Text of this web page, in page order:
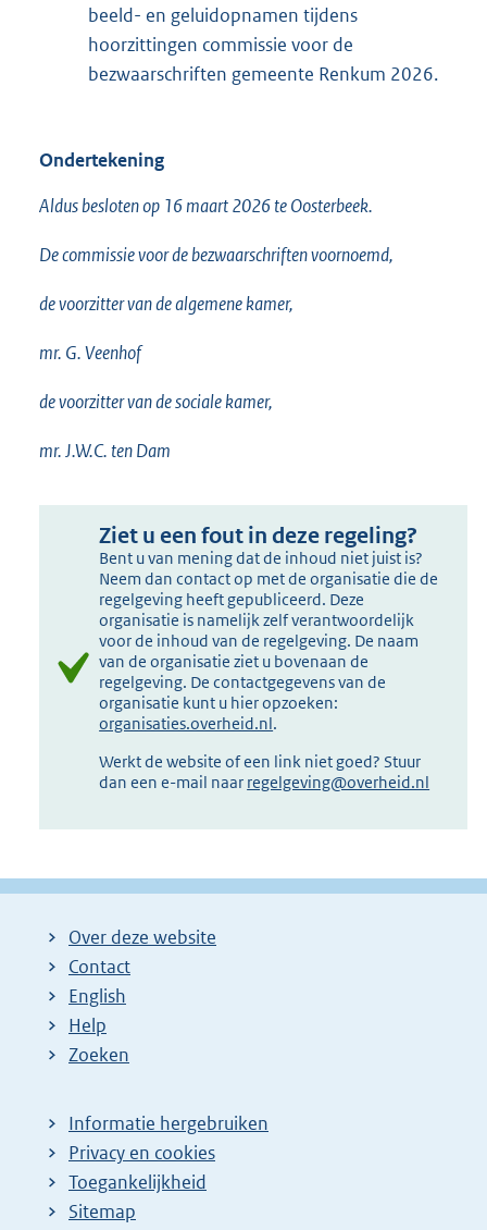
beeld- en geluidopnamen tijdens
hoorzittingen commissie voor de
bezwaarschriften gemeente Renkum 2026.
Ondertekening
Aldus besloten op 16 maart 2026 te Oosterbeek.
De commissie voor de bezwaarschriften voornoemd,
de voorzitter van de algemene kamer,
mr. G. Veenhof
de voorzitter van de sociale kamer,
mr. J.W.C. ten Dam
Ziet u een fout in deze regeling?
Bent u van mening dat de inhoud niet juist is?
Neem dan contact op met de organisatie die de
regelgeving heeft gepubliceerd. Deze
organisatie is namelijk zelf verantwoordelijk
voor de inhoud van de regelgeving. De naam
van de organisatie ziet u bovenaan de
regelgeving. De contactgegevens van de
organisatie kunt u hier opzoeken:
organisaties.overheid.nl.
Werkt de website of een link niet goed? Stuur
dan een e-mail naar regelgeving@overheid.nl
Over deze website
Contact
English
Help
Zoeken
Informatie hergebruiken
Privacy en cookies
Toegankelijkheid
Sitemap